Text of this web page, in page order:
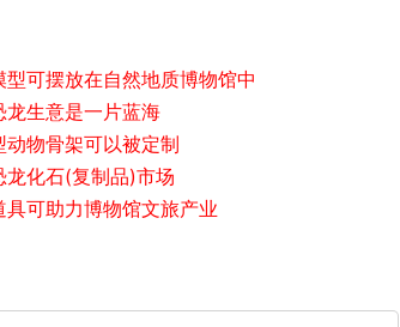
型可摆放在自然地质博物馆中
龙生意是一片蓝海
动物骨架可以被定制
龙化石(复制品)市场
具可助力博物馆文旅产业